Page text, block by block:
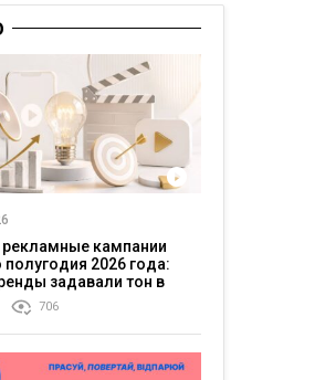
кампании
полугодия 2026 года:
задавали тон в
706